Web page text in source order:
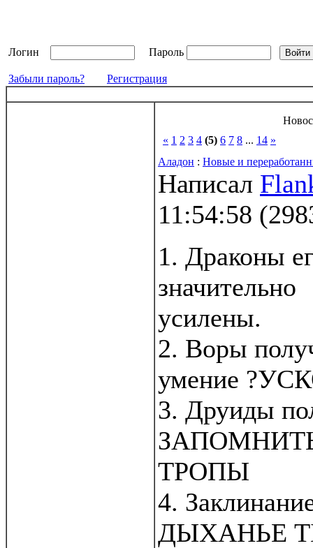
Логин Пароль
Забыли пароль? Регистрация
« 1 2 3 4 (5) 6 7 8 ... 14 »
Аладон : Новые и
Написал
11:54:58 (
1. Драконы
значительно
усилены.
2. Воры
умение
3. Друиды
ТРОПЫ
4.
ДЫХАНЬЕ